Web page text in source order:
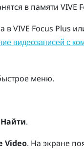
в памяти VIVE
вVIVE Focus Plus
видеозаписей с
меню.
Найти.
Video. На экране